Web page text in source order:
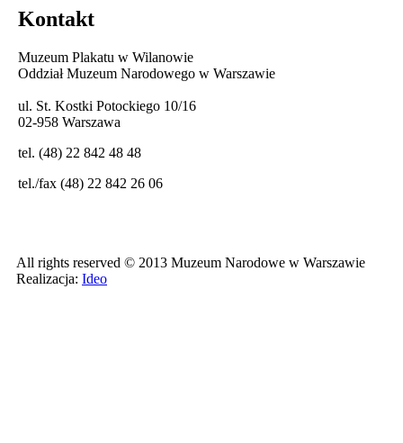
Kontakt
Muzeum Plakatu w Wilanowie
Oddział Muzeum Narodowego w Warszawie
ul. St. Kostki Potockiego 10/16
02-958 Warszawa
tel. (48) 22 842 48 48
tel./fax (48) 22 842 26 06
All rights reserved © 2013 Muzeum Narodowe w Warszawie
Realizacja: Ideo